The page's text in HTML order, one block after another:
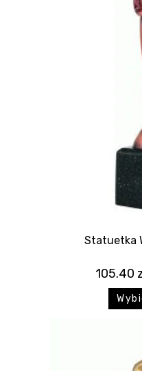
Statuetka
105.40